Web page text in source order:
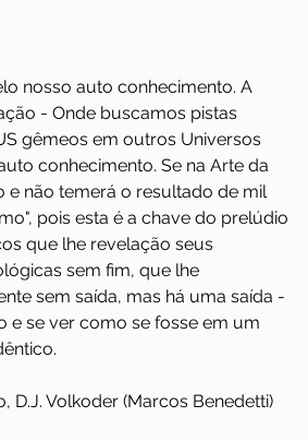
nosso auto conhecimento. A
- Onde buscamos pistas
gêmeos em outros Universos
conhecimento. Se na Arte da
e não temerá o resultado de mil
pois esta é a chave do prelúdio
que lhe revelação seus
sem fim, que lhe
sem saída, mas há uma saída -
e se ver como se fosse em um
Volkoder (Marcos Benedetti)